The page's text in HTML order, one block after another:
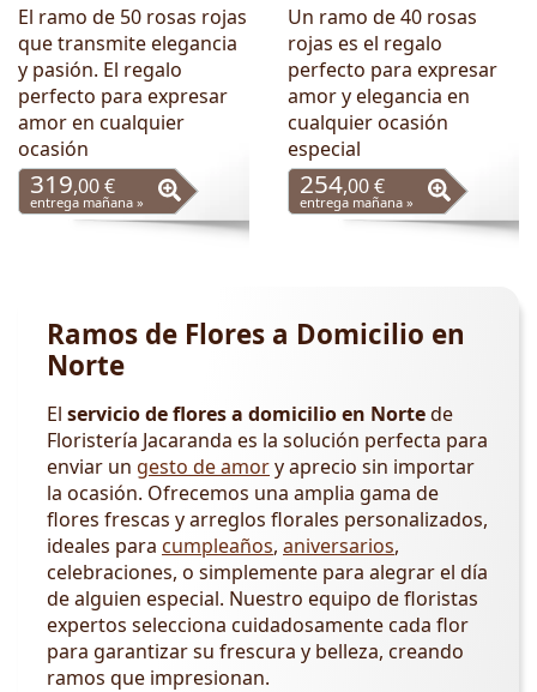
El ramo de 50 rosas rojas
que transmite elegancia
y pasión. El regalo
perfecto para expresar
amor en cualquier
ocasión
319,00 €
entrega mañana »
Un ramo de 40 rosas
rojas es el regalo
perfecto para expresar
amor y elegancia en
cualquier ocasión
especial
254,00 €
entrega mañana »
Ramos de Flores a Domicilio en
Norte
El servicio de flores a domicilio en Nortede
Floristería Jacaranda es la solución perfecta para
enviar un gesto de amory aprecio sin importar
la ocasión. Ofrecemos una amplia gama de
flores frescas y arreglos florales personalizados,
ideales para cumpleaños, aniversarios,
celebraciones, o simplemente para alegrar el día
de alguien especial. Nuestro equipo de floristas
expertos selecciona cuidadosamente cada flor
para garantizar su frescura y belleza, creando
ramos que impresionan.